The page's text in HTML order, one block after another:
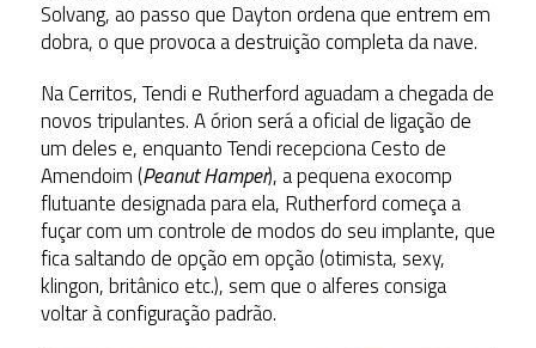
Solvang, ao passo que Dayton ordena que entrem em
dobra, o que provoca a destruição completa da nave.
Na Cerritos, Tendi e Rutherford aguadam a chegada de
novos tripulantes. A órion será a oficial de ligação de
um deles e, enquanto Tendi recepciona Cesto de
Amendoim (Peanut Hamper), a pequena exocomp
flutuante designada para ela, Rutherford começa a
fuçar com um controle de modos do seu implante, que
fica saltando de opção em opção (otimista, sexy,
klingon, britânico etc.), sem que o alferes consiga
voltar à configuração padrão.